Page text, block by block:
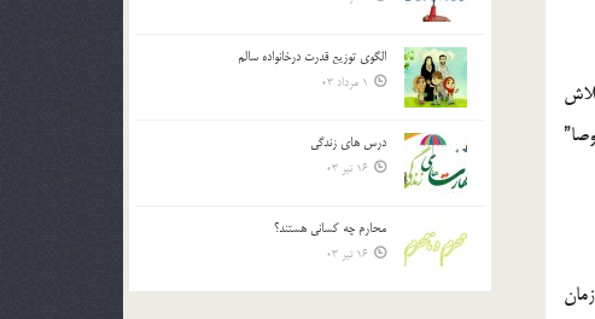
الگوي توزيع قدرت درخانواده سالم
1 مرداد 03
درس هاي زندگي
16 تیر 03
محارم چه کساني هستند؟
16 تیر 03